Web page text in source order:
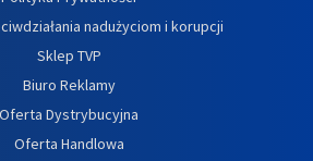
nadużyciom i korupcji
Sklep TVP
Biuro Reklamy
Oferta Dystrybucyjna
Oferta Handlowa